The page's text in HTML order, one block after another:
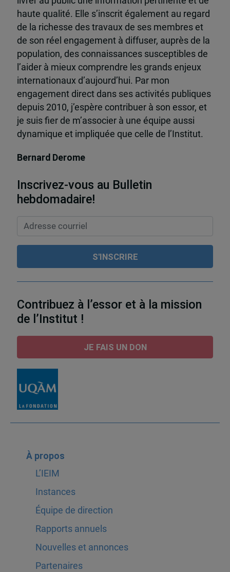
haute qualité. Elle s’inscrit également au regard
de la richesse des travaux de ses membres et
de son réel engagement à diffuser, auprès de la
population, des connaissances susceptibles de
l’aider à mieux comprendre les grands enjeux
internationaux d’aujourd’hui. Par mon
engagement direct dans ses activités publiques
depuis 2010, j’espère contribuer à son essor, et
je suis fier de m’associer à une équipe aussi
dynamique et impliquée que celle de l’Institut.
Bernard Derome
Inscrivez-vous au Bulletin
hebdomadaire!
Contribuez à l’essor et à la mission
de l’Institut !
JE FAIS UN DON
À propos
L’IEIM
Instances
Équipe de direction
Rapports annuels
Nouvelles et annonces
Partenaires